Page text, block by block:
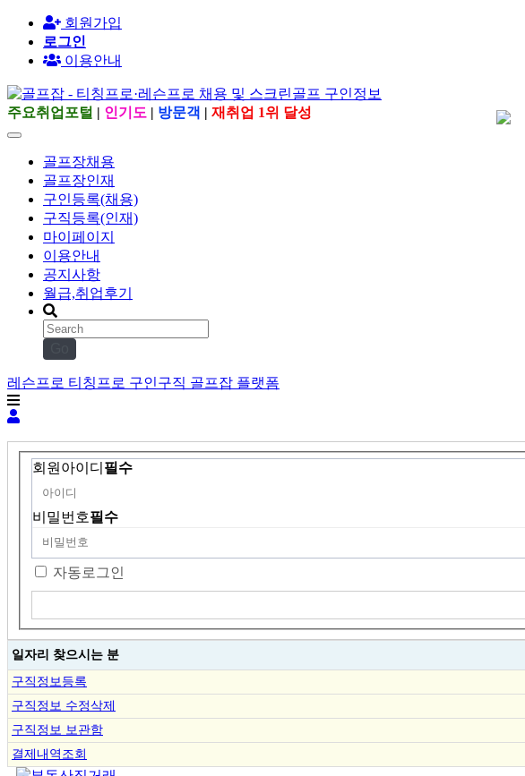
회원가입
로그인
이용안내
주요취업포털 | 인기도 | 방문객 | 재취업 1위 달성
골프장채용
골프장인재
구인등록(채용)
구직등록(인재)
마이페이지
이용안내
공지사항
월급,취업후기
레슨프로 티칭프로 구인구직 골프잡 플랫폼
회원아이디 필수
비밀번호필수
자동로그인
일자리 찾으시는 분
구직정보등록
구직정보 수정삭제
구직정보 보관함
결제내역조회